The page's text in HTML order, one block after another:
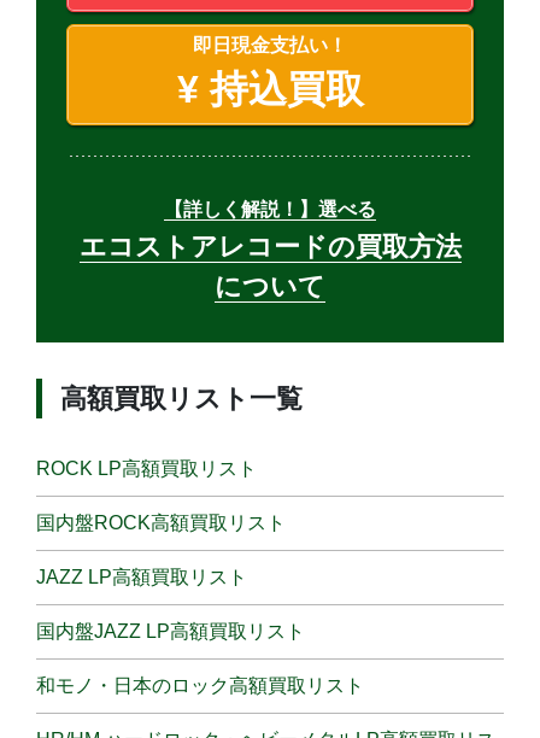
即日現金支払い！
¥持込買取
【詳しく解説！】選べる
エコストアレコードの買取方法
について
高額買取リスト一覧
ROCK LP高額買取リスト
国内盤ROCK高額買取リスト
JAZZ LP高額買取リスト
国内盤JAZZ LP高額買取リスト
和モノ・日本のロック高額買取リスト